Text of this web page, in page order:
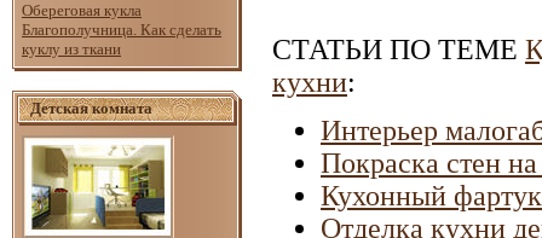
Обереговая кукла
Благополучница. Как сделать
куклу из ткани
Детская комната
СТАТЬИ ПО ТЕМЕ
кухни:
Интерьер
Покраска стен
Кухонный фартук
Отделка кухни